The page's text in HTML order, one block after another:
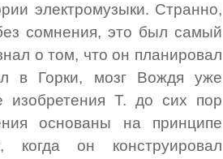
электромузыки. Странно,
сомнения, это был самый
о том, что он планировал
в Горки, мозг Вождя уже
изобретения Т. до сих пор
основаны на принципе
когда он конструировал